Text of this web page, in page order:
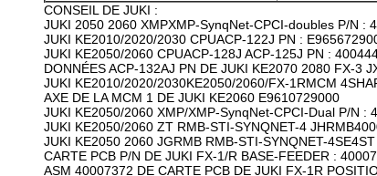
CONSEIL DE JUKI :
JUKI 2050 2060 XMPXMP-SynqNet-CPCI-doubles P/N :
JUKI KE2010/2020/2030 CPUACP-122J PN :
JUKI KE2050/2060 CPUACP-128J ACP-125J PN :
DONNÉES ACP-132AJ PN DE JUKI KE2070 2080 FX-3
JUKI KE2010/2020/2030KE2050/2060/FX-1RMCM
AXE DE LA MCM 1 DE JUKI KE2060 E9610729000
JUKI KE2050/2060 XMP/XMP-SynqNet-CPCI-Dual P/N :
JUKI KE2050/2060 ZT RMB-STI-SYNQNET-4
JUKI KE2050 2060 JGRMB RMB-STI-SYNQNET-
CARTE PCB P/N DE JUKI FX-1/R BASE-FEEDER :
ASM 40007372 DE CARTE PCB DE JUKI FX-1R